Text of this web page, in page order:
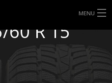
MENU
60 R 15